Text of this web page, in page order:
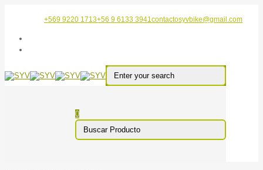
+569 9220 1713+56 9 6133 3941contactosyvbike@gmail.com
0